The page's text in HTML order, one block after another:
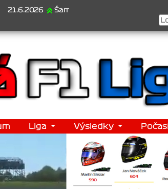
Šampionát 2026/1 je za námi...1. Jan
Liga Výsledky